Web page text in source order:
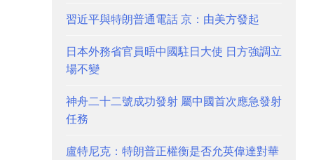
習近平與特朗普通電話 京：由美方發起
日本外務省官員晤中國駐日大使 日方強調立
場不變
神舟二十二號成功發射 屬中國首次應急發射
任務
盧特尼克：特朗普正權衡是否允英偉達對華